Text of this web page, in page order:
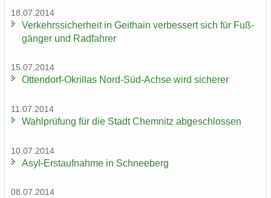
18.07.2014
Ver­kehrs­si­cher­heit in Geit­hain ver­bes­sert sich für Fuß­
gän­ger und Rad­fah­rer
15.07.2014
Ottendorf-​Okrillas Nord-​Süd-Achse wird si­che­rer
11.07.2014
Wahl­prü­fung für die Stadt Chem­nitz ab­ge­schlos­sen
10.07.2014
Asyl-​Erstaufnahme in Schnee­berg
08.07.2014